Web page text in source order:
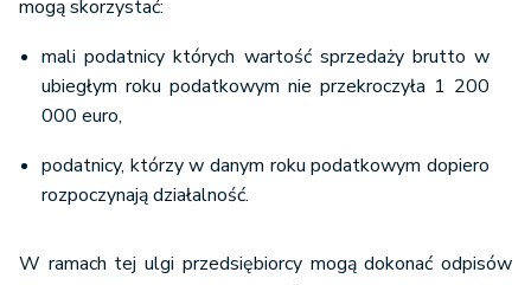
mogą skorzystać:
mali podatnicy których wartość sprzedaży brutto w
ubiegłym roku podatkowym nie przekroczyła 1 200
000 euro,
podatnicy, którzy w danym roku podatkowym dopiero
rozpoczynają działalność.
W ramach tej ulgi przedsiębiorcy mogą dokonać odpisów